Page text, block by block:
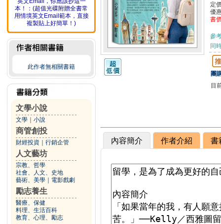
本！：(超值光碟附贈全書常
用情境英文Email範本，直接
複製貼上好簡單！)
此作者無相關書籍
文學小說
文學 小說
商管創投
財經投資 行銷企管
人文藝坊
宗教、哲學
社會、人文、史地
藝術、美學
電影戲劇
勵志養生
醫療、保健
料理、生活百科
教育、心理、勵志
定
優
書
參
同
團
目
內容簡介 作者介紹 書